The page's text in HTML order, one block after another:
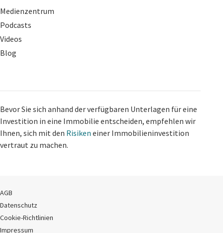
Medienzentrum
Podcasts
Videos
Blog
Bevor Sie sich anhand der verfügbaren Unterlagen für eine
Investition in eine Immobilie entscheiden, empfehlen wir
Ihnen, sich mit den Risiken einer Immobilieninvestition
vertraut zu machen.
AGB
Datenschutz
Cookie-Richtlinien
Impressum